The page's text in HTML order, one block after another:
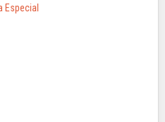
Especial